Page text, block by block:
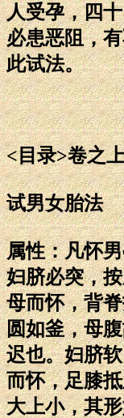
人受孕，四
必患恶阻，
此试法。
<目录>卷之
试男女胎法
属性：凡怀
妇脐必突，
母而怀，背
圆如釜，母
迟也。妇脐
而怀，足膝
大上小，其